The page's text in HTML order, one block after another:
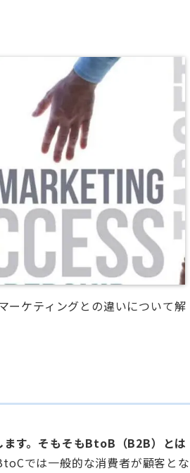
ケティングとの違いについて解
す。そもそもBtoB（B2B）とは
では一般的な消費者が顧客とな